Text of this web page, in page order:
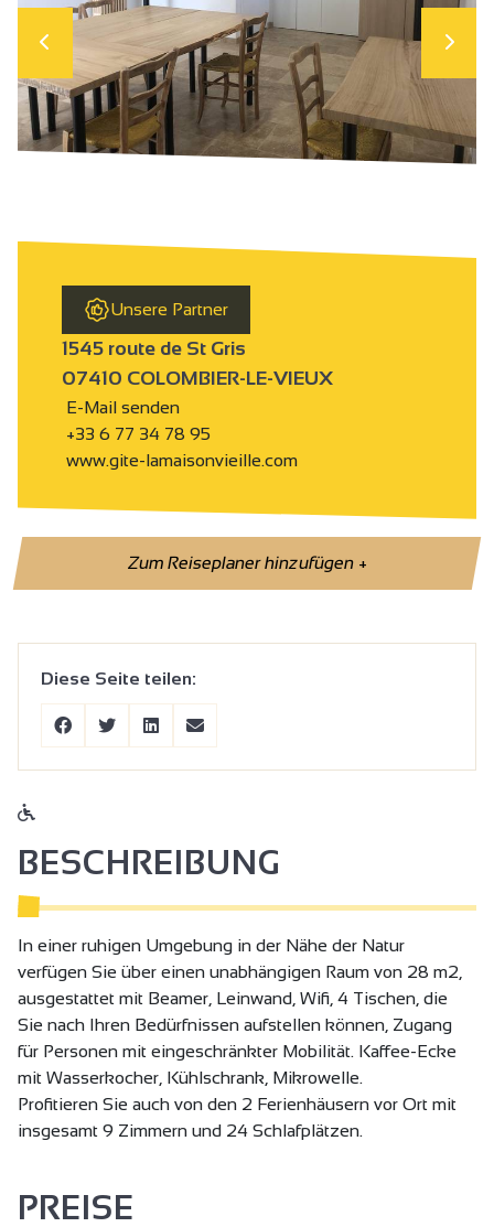
Unsere Partner
1545 route de St Gris
07410 COLOMBIER-LE-VIEUX
E-Mail senden
+33 6 77 34 78 95
www.gite-lamaisonvieille.com
Zum Reiseplaner hinzufügen+
Diese Seite teilen:
BESCHREIBUNG
In einer ruhigen Umgebung in der Nähe der Natur
verfügen Sie über einen unabhängigen Raum von 28 m2,
ausgestattet mit Beamer, Leinwand, Wifi, 4 Tischen, die
Sie nach Ihren Bedürfnissen aufstellen können, Zugang
für Personen mit eingeschränkter Mobilität. Kaffee-Ecke
mit Wasserkocher, Kühlschrank, Mikrowelle.
Profitieren Sie auch von den 2 Ferienhäusern vor Ort mit
insgesamt 9 Zimmern und 24 Schlafplätzen.
PREISE